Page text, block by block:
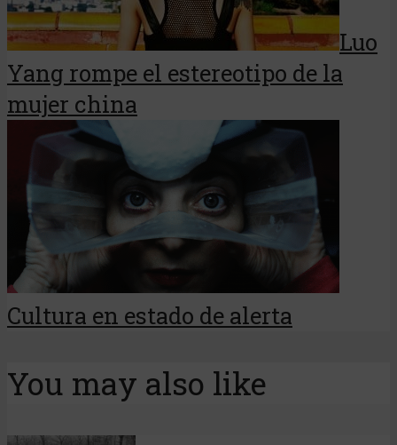
Luo
Yang rompe el estereotipo de la
mujer china
Cultura en estado de alerta
You may also like